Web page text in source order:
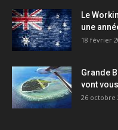
Le
une
18 février
Grande
vont
26 octobre